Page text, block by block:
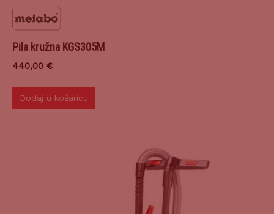
Pila kružna KGS305M
440,00 €
Dodaj u košaricu